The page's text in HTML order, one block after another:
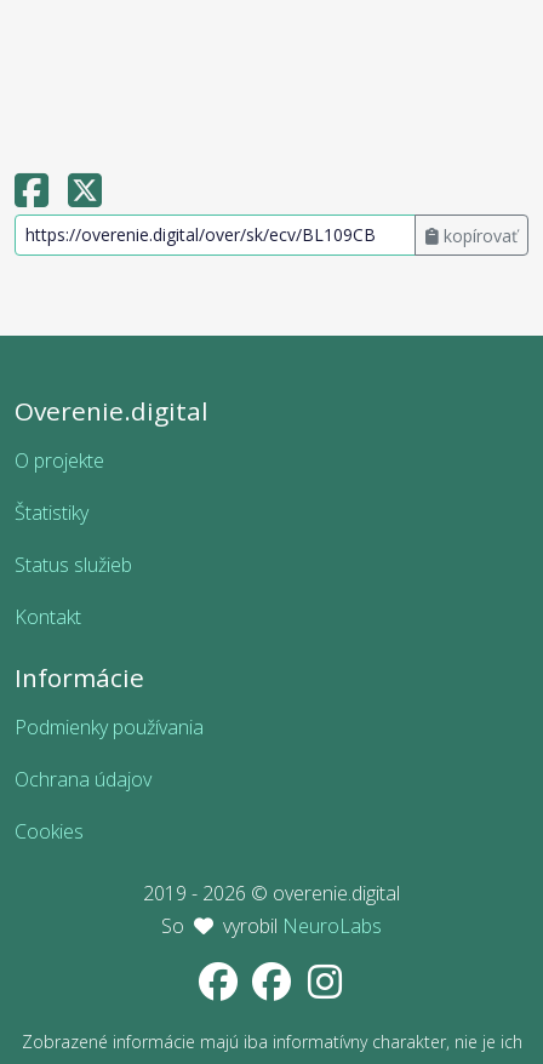
kopírovať
Overenie.digital
O projekte
Štatistiky
Status služieb
Kontakt
Informácie
Podmienky používania
Ochrana údajov
Cookies
2019 - 2026 © overenie.digital
So
vyrobil NeuroLabs
Zobrazené informácie majú iba informatívny charakter, nie je ich